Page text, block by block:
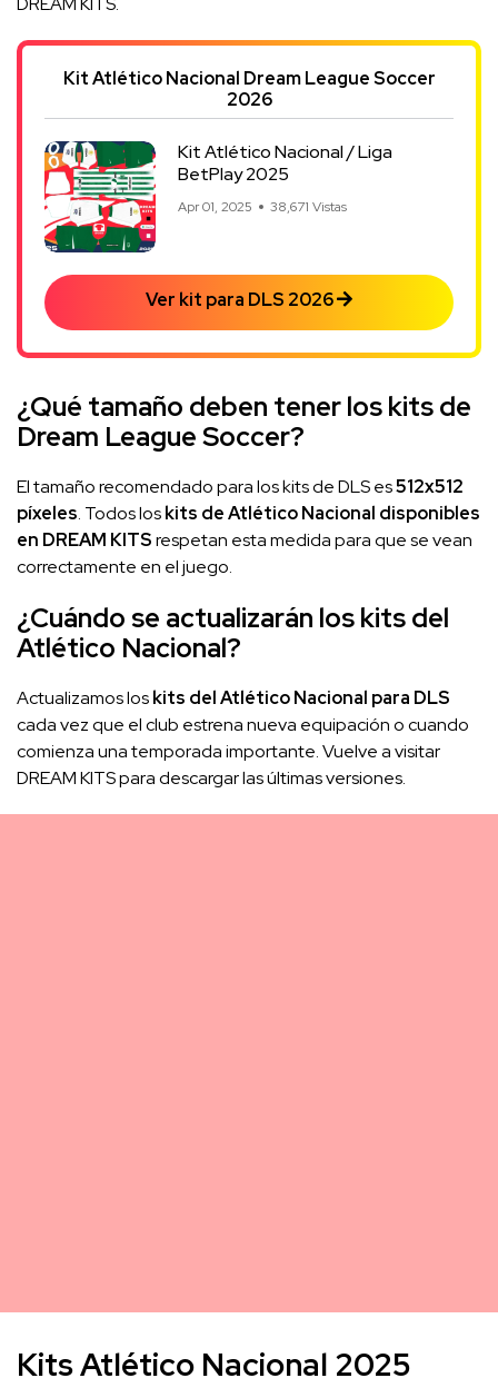
Kit Atlético Nacional Dream League Soccer
2026
Kit Atlético Nacional / Liga
BetPlay 2025
Apr 01, 2025 38,671 Vistas
Ver kit para DLS 2026
¿Qué tamaño deben tener los kits de
Dream League Soccer?
El tamaño recomendado para los kits de DLS es512x512
píxeles. Todos loskits de Atlético Nacional disponibles
en DREAM KITSrespetan esta medida para que se vean
correctamente en el juego.
¿Cuándo se actualizarán los kits del
Atlético Nacional?
Actualizamos loskits del Atlético Nacional para DLS
cada vez que el club estrena nueva equipación o cuando
comienza una temporada importante. Vuelve a visitar
DREAM KITS para descargar las últimas versiones.
Kits Atlético Nacional 2025